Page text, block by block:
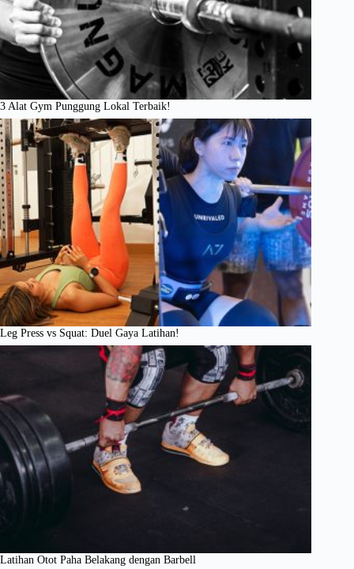
3 Alat Gym Punggung Lokal Terbaik!
Leg Press vs Squat: Duel Gaya Latihan!
Latihan Otot Paha Belakang dengan Barbell